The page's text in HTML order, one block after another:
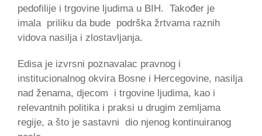
pedofilije i trgovine ljudima u BIH. Također je
imala priliku da bude podrška žrtvama raznih
vidova nasilja i zlostavljanja.
Edisa je izvrsni poznavalac pravnog i
institucionalnog okvira Bosne i Hercegovine, nasilja
nad ženama, djecom i trgovine ljudima, kao i
relevantnih politika i praksi u drugim zemljama
regije, a što je sastavni dio njenog kontinuiranog